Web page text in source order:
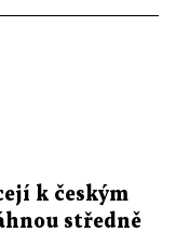
k českým
středně